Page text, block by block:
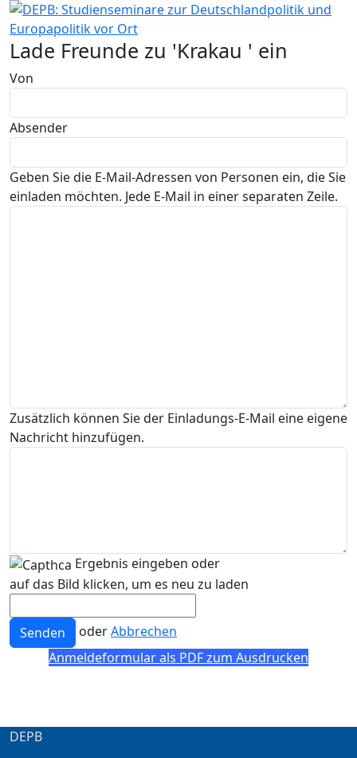
Lade Freunde zu 'Krakau ' ein
Von
Absender
Geben Sie die E-Mail-Adressen von Personen ein, die Sie
einladen möchten. Jede E-Mail in einer separaten Zeile.
Zusätzlich können Sie der Einladungs-E-Mail eine eigene
Nachricht hinzufügen.
Ergebnis eingeben oder
auf das Bild klicken, um es neu zu laden
Senden oderAbbrechen
Anmeldeformular als PDF zum Ausdrucken
DEPB